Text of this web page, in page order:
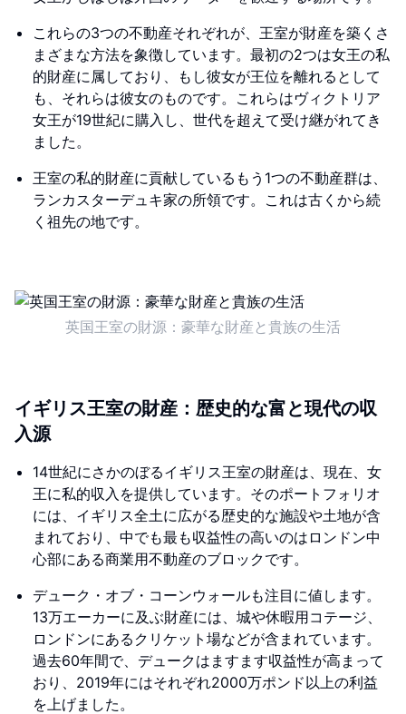
これらの3つの不動産それぞれが、王室が財産を築くさ
まざまな方法を象徴しています。最初の2つは女王の私
的財産に属しており、もし彼女が王位を離れるとして
も、それらは彼女のものです。これらはヴィクトリア
女王が19世紀に購入し、世代を超えて受け継がれてき
ました。
王室の私的財産に貢献しているもう1つの不動産群は、
ランカスターデュキ家の所領です。これは古くから続
く祖先の地です。
英国王室の財源：豪華な財産と貴族の生活
イギリス王室の財産：歴史的な富と現代の収
入源
14世紀にさかのぼるイギリス王室の財産は、現在、女
王に私的収入を提供しています。そのポートフォリオ
には、イギリス全土に広がる歴史的な施設や土地が含
まれており、中でも最も収益性の高いのはロンドン中
心部にある商業用不動産のブロックです。
デューク・オブ・コーンウォールも注目に値します。
13万エーカーに及ぶ財産には、城や休暇用コテージ、
ロンドンにあるクリケット場などが含まれています。
過去60年間で、デュークはますます収益性が高まって
おり、2019年にはそれぞれ2000万ポンド以上の利益
を上げました。